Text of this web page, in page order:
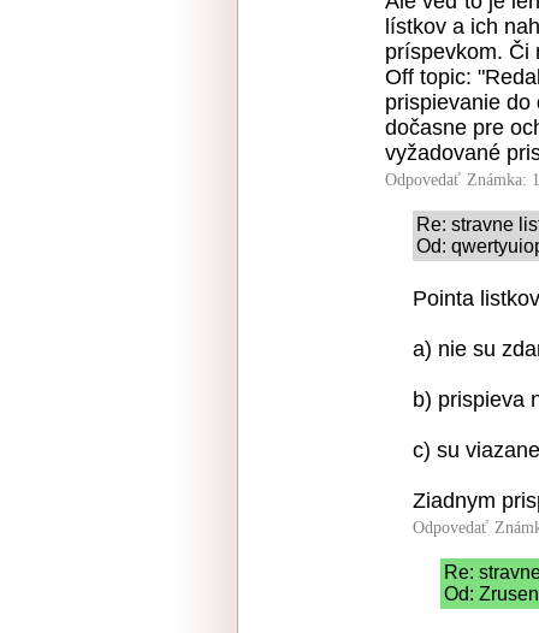
lístkov a ich
príspevkom. Či
Off topic:
prispievanie do
dočasne pre
vyžadované
Odpovedať Známka:
Re: stravne
Od:
Pointa
a) nie su
b) prispieva
c) su
Ziadnym
Odpovedať
Re:
Od: